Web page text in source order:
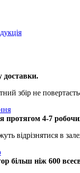
доставки.
збір не
протягом 4-7
відрізнятися в
більш ніж 600